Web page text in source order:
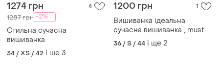
1274 грн 4
1287 грн -2%
Стильна сучасна
вишиванка
34 / XS / 42 і ще 3
1200 грн 1
Вишиванка ідеальна
сучасна вишиванка , must
have у гардеробі українки.
36 / S / 44 і ще 2